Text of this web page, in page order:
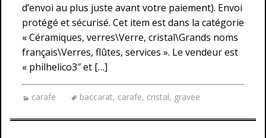
d’envoi au plus juste avant votre paiement). Envoi
protégé et sécurisé. Cet item est dans la catégorie
« Céramiques, verres\Verre, cristal\Grands noms
français\Verres, flûtes, services ». Le vendeur est
« philhelico3″ et […]
carafe baccarat, carafe, cristal, gravee